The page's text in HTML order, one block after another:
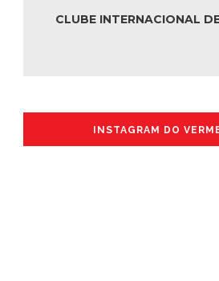
CLUBE INTERNACIONAL
INSTAGRAM DO